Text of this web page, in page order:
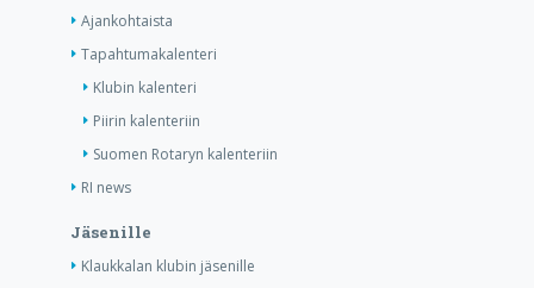
Ajankohtaista
Tapahtumakalenteri
Klubin kalenteri
Piirin kalenteriin
Suomen Rotaryn kalenteriin
RI news
Jäsenille
Klaukkalan klubin jäsenille